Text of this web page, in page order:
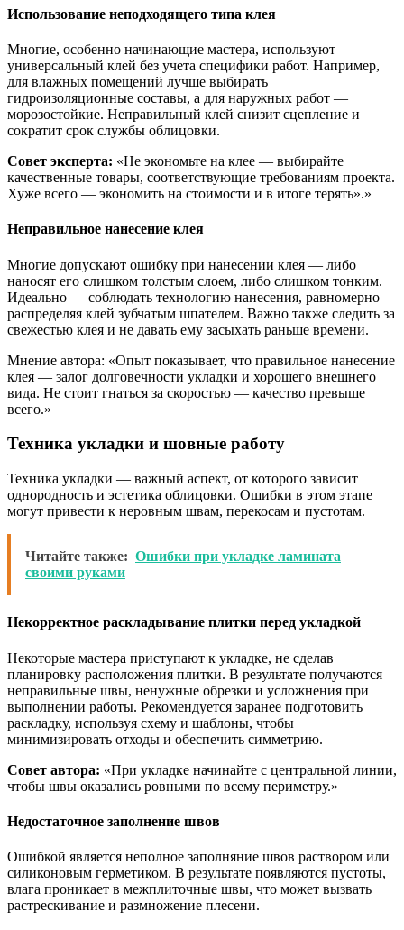
Использование неподходящего типа клея
Многие, особенно начинающие мастера, используют
универсальный клей без учета специфики работ. Например,
для влажных помещений лучше выбирать
гидроизоляционные составы, а для наружных работ —
морозостойкие. Неправильный клей снизит сцепление и
сократит срок службы облицовки.
Совет эксперта: «Не экономьте на клее — выбирайте
качественные товары, соответствующие требованиям проекта.
Хуже всего — экономить на стоимости и в итоге терять».»
Неправильное нанесение клея
Многие допускают ошибку при нанесении клея — либо
наносят его слишком толстым слоем, либо слишком тонким.
Идеально — соблюдать технологию нанесения, равномерно
распределяя клей зубчатым шпателем. Важно также следить за
свежестью клея и не давать ему засыхать раньше времени.
Мнение автора: «Опыт показывает, что правильное нанесение
клея — залог долговечности укладки и хорошего внешнего
вида. Не стоит гнаться за скоростью — качество превыше
всего.»
Техника укладки и шовные работу
Техника укладки — важный аспект, от которого зависит
однородность и эстетика облицовки. Ошибки в этом этапе
могут привести к неровным швам, перекосам и пустотам.
Читайте также: Ошибки при укладке ламината
своими руками
Некорректное раскладывание плитки перед укладкой
Некоторые мастера приступают к укладке, не сделав
планировку расположения плитки. В результате получаются
неправильные швы, ненужные обрезки и усложнения при
выполнении работы. Рекомендуется заранее подготовить
раскладку, используя схему и шаблоны, чтобы
минимизировать отходы и обеспечить симметрию.
Совет автора: «При укладке начинайте с центральной линии,
чтобы швы оказались ровными по всему периметру.»
Недостаточное заполнение швов
Ошибкой является неполное заполняние швов раствором или
силиконовым герметиком. В результате появляются пустоты,
влага проникает в межплиточные швы, что может вызвать
растрескивание и размножение плесени.